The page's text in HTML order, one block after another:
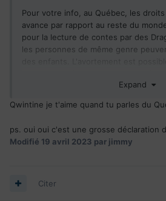
Pour votre info, au Québec, les
avance par rapport au reste du
pour la lecture de contes par des
les personnes de même genre
à l'égal des hommes ! La laïcité est
Expand
Qwintine je t'aime quand tu parles du
ps. oui oui c'est une grosse déclaration
Modifié 19 avril 2023 par jimmy
Citer